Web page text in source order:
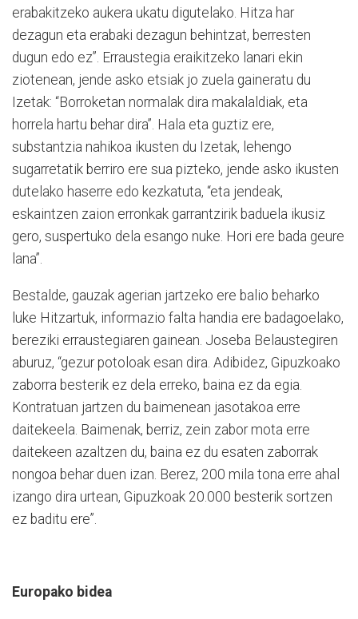
erabakitzeko aukera ukatu digutelako. Hitza har
dezagun eta erabaki dezagun behintzat, berresten
dugun edo ez”. Erraustegia eraikitzeko lanari ekin
ziotenean, jende asko etsiak jo zuela gaineratu du
Izetak: “Borroketan normalak dira makalaldiak, eta
horrela hartu behar dira”. Hala eta guztiz ere,
substantzia nahikoa ikusten du Izetak, lehengo
sugarretatik berriro ere sua pizteko, jende asko ikusten
dutelako haserre edo kezkatuta, “eta jendeak,
eskaintzen zaion erronkak garrantzirik baduela ikusiz
gero, suspertuko dela esango nuke. Hori ere bada geure
lana”.
Bestalde, gauzak agerian jartzeko ere balio beharko
luke Hitzartuk, informazio falta handia ere badagoelako,
bereziki erraustegiaren gainean. Joseba Belaustegiren
aburuz, “gezur potoloak esan dira. Adibidez, Gipuzkoako
zaborra besterik ez dela erreko, baina ez da egia.
Kontratuan jartzen du baimenean jasotakoa erre
daitekeela. Baimenak, berriz, zein zabor mota erre
daitekeen azaltzen du, baina ez du esaten zaborrak
nongoa behar duen izan. Berez, 200 mila tona erre ahal
izango dira urtean, Gipuzkoak 20.000 besterik sortzen
ez baditu ere”.
Europako bidea